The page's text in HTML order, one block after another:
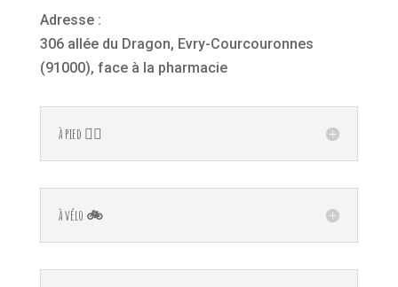
Adresse :
306 allée du Dragon, Evry-Courcouronnes
(91000), face à la pharmacie
à pied 🚶‍♂️
à vélo 🚲